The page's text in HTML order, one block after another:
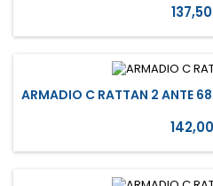
Prezzo
ARMADIO C RATTAN 2 ANTE
Prezzo